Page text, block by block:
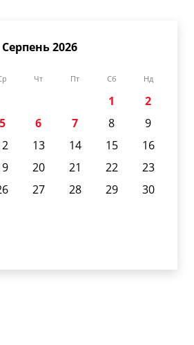
Серпень 2026
Чт Пт Сб Нд
1
2
5 6 7 8
9
13 14 15
16
20 21 22
23
27 28 29
30